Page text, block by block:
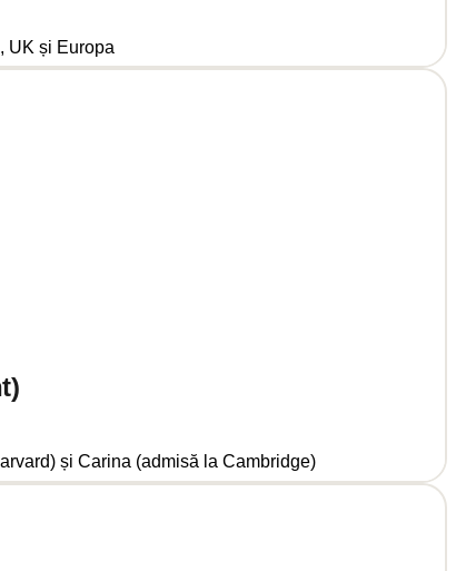
UK și Europa
și Carina (admisă la Cambridge)